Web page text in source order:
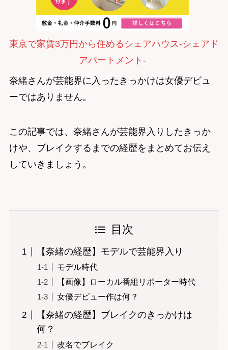
東京で家賃3万円から住めるシェアハウス-シェアド
アパートメント-
奈緒さんが芸能界に入ったきっかけは女優デビュ
ーではありません。
この記事では、奈緒さんが芸能界入りしたきっか
けや、ブレイクするまでの経歴をまとめてお伝え
していきましょう。
目次
【奈緒の経歴】モデルで芸能界入り
モデル時代
【画像】ローカル番組リポーター時代
女優デビュー作は何？
【奈緒の経歴】ブレイクのきっかけは
何？
改名でブレイク